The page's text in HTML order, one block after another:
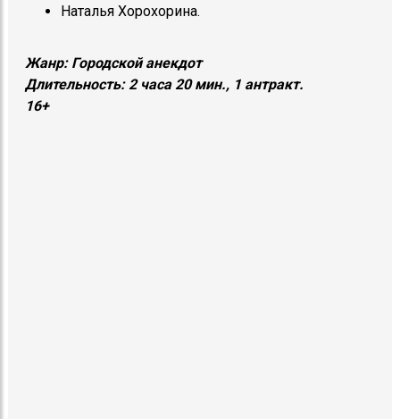
Наталья Хорохорина.
Жанр: Городской анекдот
Длительность: 2 часа 20 мин., 1 антракт.
16+